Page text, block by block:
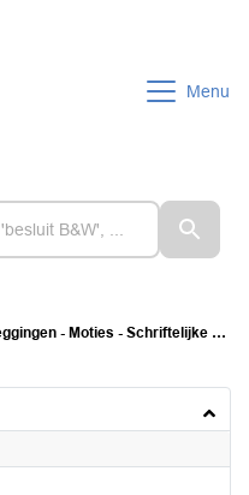
Menu
- Moties - Schriftelijke Vragen (TMS)